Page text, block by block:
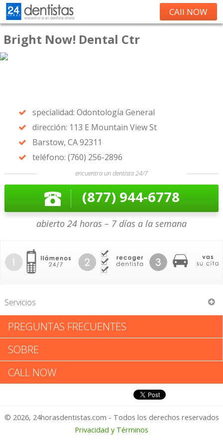
CAll NOW
Bright Now! Dental Ctr
specialidad: Odontología General
dirección: 113 E Mountain View St
Barstow, CA 92311
teléfono: (760) 256-2896
encuentra un dentista 24/7
(877) 944-6778
abierto 24 horas – 7 días a la semana
Servicios
Bright Now! Dental Ctr
Bright Now! Dental Ctr: Califica
tu Experiencia
1 – No Feliz
PREGUNTAS FRECUENTES
SOBRE
CALL NOW
© 2026, 24horasdentistas.com - Todos los derechos reservados
Privacidad y Términos